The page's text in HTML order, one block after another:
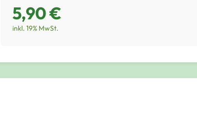
5,90 €
inkl. 19% MwSt.